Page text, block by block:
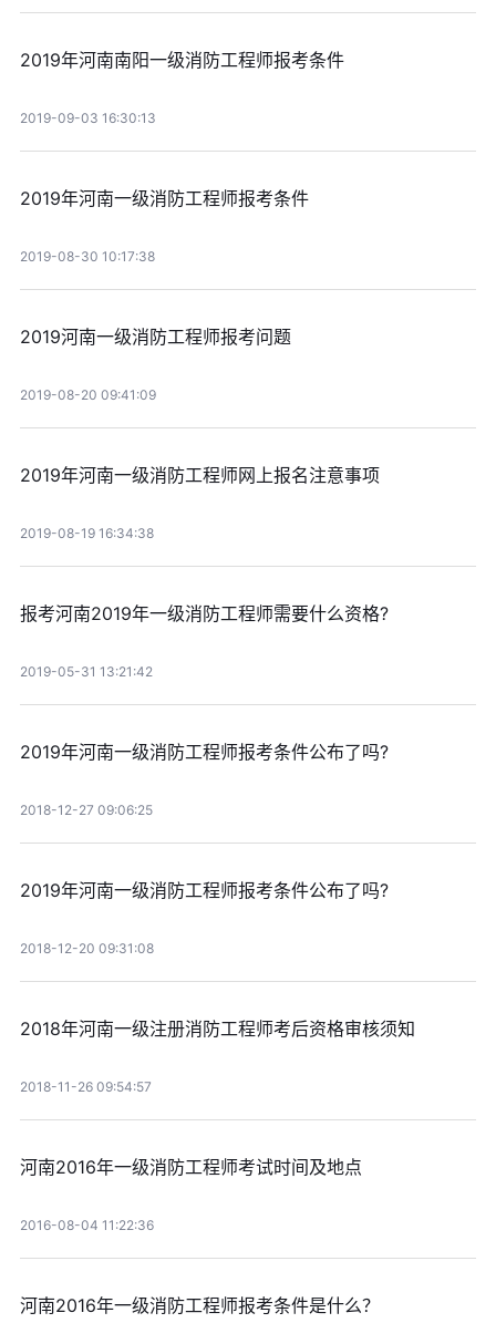
2019年河南南阳一级消防工程师报考条件
2019-09-03 16:30:13
2019年河南一级消防工程师报考条件
2019-08-30 10:17:38
2019河南一级消防工程师报考问题
2019-08-20 09:41:09
2019年河南一级消防工程师网上报名注意事项
2019-08-19 16:34:38
报考河南2019年一级消防工程师需要什么资格?
2019-05-31 13:21:42
2019年河南一级消防工程师报考条件公布了吗?
2018-12-27 09:06:25
2019年河南一级消防工程师报考条件公布了吗?
2018-12-20 09:31:08
2018年河南一级注册消防工程师考后资格审核须知
2018-11-26 09:54:57
河南2016年一级消防工程师考试时间及地点
2016-08-04 11:22:36
河南2016年一级消防工程师报考条件是什么？